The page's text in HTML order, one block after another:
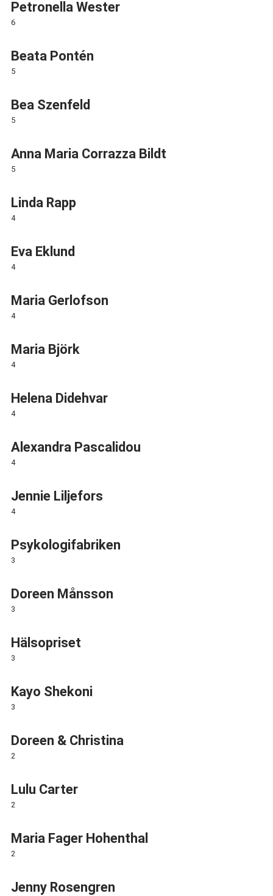
Petronella Wester
6
Beata Pontén
5
Bea Szenfeld
5
Anna Maria Corrazza Bildt
5
Linda Rapp
4
Eva Eklund
4
Maria Gerlofson
4
Maria Björk
4
Helena Didehvar
4
Alexandra Pascalidou
4
Jennie Liljefors
4
Psykologifabriken
3
Doreen Månsson
3
Hälsopriset
3
Kayo Shekoni
3
Doreen & Christina
2
Lulu Carter
2
Maria Fager Hohenthal
2
Jenny Rosengren